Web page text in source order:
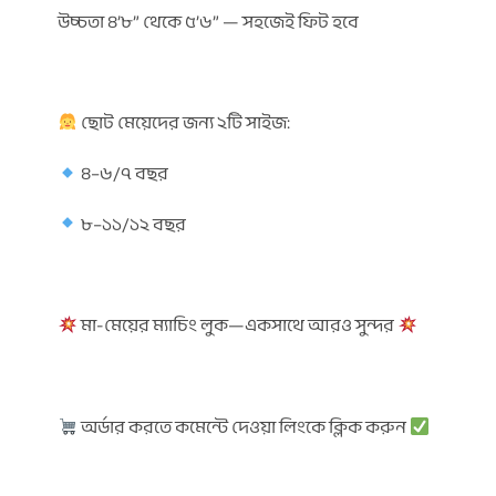
উচ্চতা ৪’৮” থেকে ৫’৬” — সহজেই ফিট হবে
ছোট মেয়েদের জন্য ২টি সাইজ:
৪–৬/৭ বছর
৮–১১/১২ বছর
মা-মেয়ের ম্যাচিং লুক—একসাথে আরও সুন্দর
অর্ডার করতে কমেন্টে দেওয়া লিংকে ক্লিক করুন